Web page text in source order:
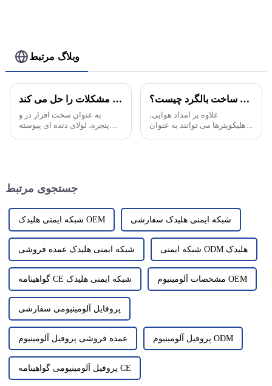
وبلاگ مرتبط
افتادن برگ در؟ لولاها به راحتی آسیب می بینند؟ صدای باز و بسته شدن؟ لولای دنده ای پیوسته همه مشکلات را حل می کند!
به عنوان سخت افزار در و
پنجره، لولای دنده ای پیوسته
برنامه ریزی برای ساخت بالگرد چیست؟
علاوه بر امداد هوایی،
هلیکوپترها می توانند به عنوان
جستجوی مرتبط
شبکه ایمنی هلیدک OEM شبکه ایمنی هلیدک سفارشی
شبکه ایمنی هلیدک عمده فروشی شبکه ایمنی ODM هلیدک
گواهینامه CE شبکه ایمنی هلیدک مشخصات آلومینیوم OEM
پروفایل آلومینیومی سفارشی
عمده فروشی پروفیل آلومینیوم پروفیل آلومینیوم ODM
پروفیل آلومینیومی گواهینامه CE